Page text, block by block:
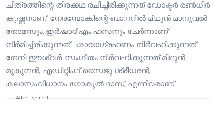
ചിത്രത്തിന്റെ തിരക്കഥ രചിച്ചിരിക്കുന്നത് ഡോക്ടര്‍ രണ്‍ധീര്‍
കൃഷ്ണനാണ്. നേരമ്പോക്കിന്റെ ബാനറില്‍ മിഥുൻ മാനുവൽ
തോമസും, ഇര്‍ഷാദ് എം ഹസനും ചേര്‍ന്നാണ്
നിർമിച്ചിരിക്കുന്നത്. ഛായാഗ്രഹണം നിർവഹിക്കുന്നത്
തേനി ഈശ്വര്‍, സംഗീതം നിർവഹിക്കുന്നത് മിഥുന്‍
മുകുന്ദന്‍, എഡിറ്റിംഗ് സൈജു ശ്രീധരന്‍,
കലാസംവിധാനം ഗോകുല്‍ ദാസ്, എന്നിവരാണ്
Advertisement